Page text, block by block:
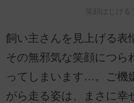
笑顔はじける
飼い主さんを見上げる表
その無邪気な笑顔につら
ってしまいます…。ご機
がら走る姿は、まさに幸